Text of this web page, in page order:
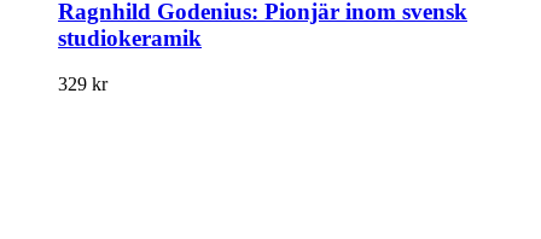
Ragnhild Godenius: Pionjär inom svensk
studiokeramik
329 kr